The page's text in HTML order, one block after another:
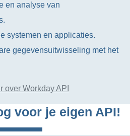
en analyse van
systemen en applicaties.
gegevensuitwisseling met het
over Workday API
voor je eigen API!